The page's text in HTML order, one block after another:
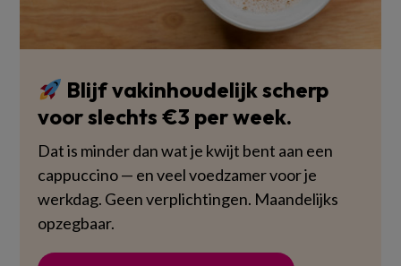
Blijf vakinhoudelijk scherp
voor slechts €3 per week.
Dat is minder dan wat je kwijt bent aan een
cappuccino — en veel voedzamer voor je
werkdag. Geen verplichtingen. Maandelijks
opzegbaar.